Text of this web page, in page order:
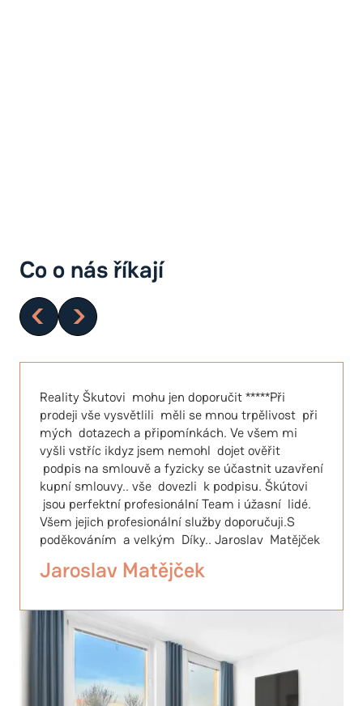
Co o nás říkají
Reality Škutovi mohu jen doporučit *****Při
prodeji vše vysvětlili měli se mnou trpělivost při
mých dotazech a připomínkách. Ve všem mi
vyšli vstříc ikdyz jsem nemohl dojet ověřit
podpis na smlouvě a fyzicky se účastnit uzavření
kupní smlouvy.. vše dovezli k podpisu. Škútovi
jsou perfektní profesionální Team i úžasní lidé.
Všem jejich profesionální služby doporučuji.S
poděkováním a velkým Díky.. Jaroslav Matějček
Jaroslav Matějček